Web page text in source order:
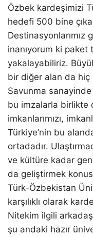
Özbek kardeşimizi
hedefi 500 bine
Destinasyonlarımız
inanıyorum ki
yakalayabiliriz.
bir diğer alan da hiç
Savunma
bu imzalarla birlikte
imkanlarımızı,
Türkiye’nin bu
ortadadır.
ve kültüre kadar
da geliştirmek
Türk-Özbekistan
karşılıklı olarak
Nitekim ilgili
şu andaki hazır